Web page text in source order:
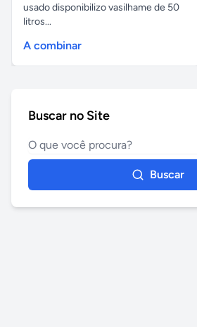
usado disponibilizo vasilhame de 50
litros...
A combinar
Buscar no Site
Buscar